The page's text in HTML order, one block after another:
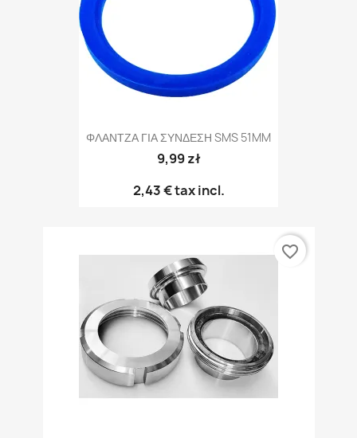
ΦΛΑΝΤΖΑ ΓΙΑ ΣΥΝΔΕΣΗ SMS 51MM
9,99 zł
2,43 €tax incl.
favorite_border